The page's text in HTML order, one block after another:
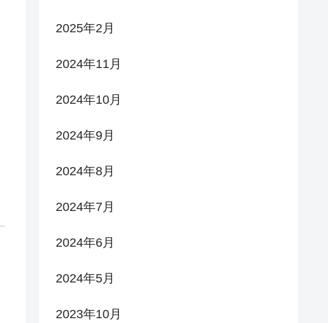
2025年2月
2024年11月
2024年10月
2024年9月
2024年8月
2024年7月
2024年6月
2024年5月
2023年10月